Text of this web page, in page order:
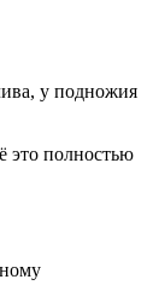
у подножия
это полностью